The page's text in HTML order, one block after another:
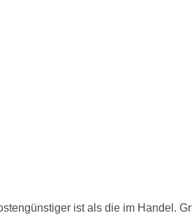
ist als die im Handel.